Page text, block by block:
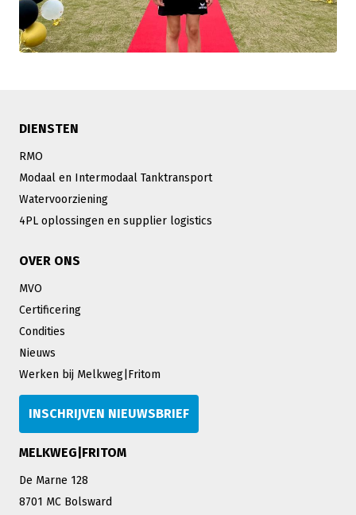
DIENSTEN
RMO
Modaal en Intermodaal Tanktransport
Watervoorziening
4PL oplossingen en supplier logistics
OVER ONS
MVO
Certificering
Condities
Nieuws
Werken bij Melkweg|Fritom
INSCHRIJVEN NIEUWSBRIEF
MELKWEG|FRITOM
De Marne 128
8701 MC Bolsward